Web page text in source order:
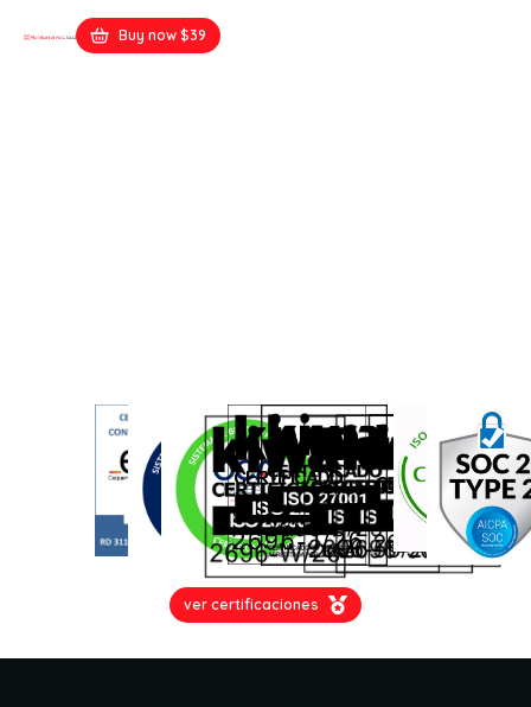
Buy now $39
ver certificaciones